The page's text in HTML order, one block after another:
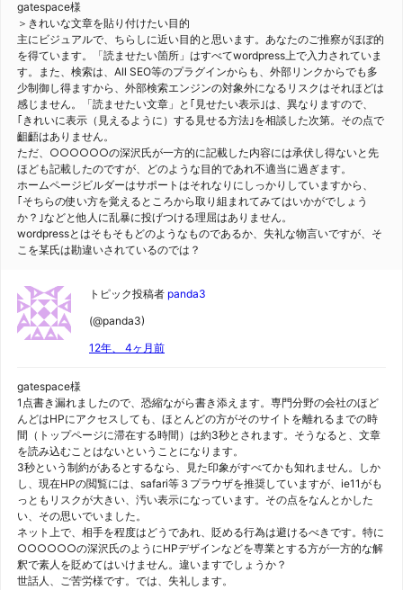
gatespace様
＞きれいな文章を貼り付けたい目的
主にビジュアルで、ちらしに近い目的と思います。あなたのご推察がほぼ的
を得ています。「読ませたい箇所」はすべてwordpress上で入力されていま
す。また、検索は、All SEO等のプラグインからも、外部リンクからでも多
少制御し得ますから、外部検索エンジンの対象外になるリスクはそれほどは
感じません。「読ませたい文章」と｢見せたい表示｣は、異なりますので、
｢きれいに表示（見えるように）する見せる方法｣を相談した次第。その点で
齟齬はありません。
ただ、○○○○○○の深沢氏が一方的に記載した内容には承伏し得ないと先
ほども記載したのですが、どのような目的であれ不適当に過ぎます。
ホームページビルダーはサポートはそれなりにしっかりしていますから、
｢そちらの使い方を覚えるところから取り組まれてみてはいかがでしょう
か？｣などと他人に乱暴に投げつける理屈はありません。
wordpressとはそもそもどのようなものであるか、失礼な物言いですが、そ
こを某氏は勘違いされているのでは？
トピック投稿者 panda3
(@panda3)
12年、 4ヶ月前
gatespace様
1点書き漏れましたので、恐縮ながら書き添えます。専門分野の会社のほど
んどはHPにアクセスしても、ほとんどの方がそのサイトを離れるまでの時
間（トップページに滞在する時間）は約3秒とされます。そうなると、文章
を読み込むことはないということになります。
3秒という制約があるとするなら、見た印象がすべてかも知れません。しか
し、現在HPの閲覧には、safari等３プラウザを推奨していますが、ie11がも
っともリスクが大きい、汚い表示になっています。その点をなんとかした
い、その思いでいました。
ネット上で、相手を程度はどうであれ、貶める行為は避けるべきです。特に
○○○○○○の深沢氏のようにHPデザインなどを専業とする方が一方的な解
釈で素人を貶めてはいけません。違いますでしょうか？
世話人、ご苦労様です。では、失礼します。